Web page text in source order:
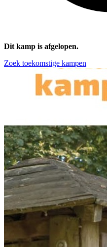
Dit kamp is afgelopen.
Zoek toekomstige kampen